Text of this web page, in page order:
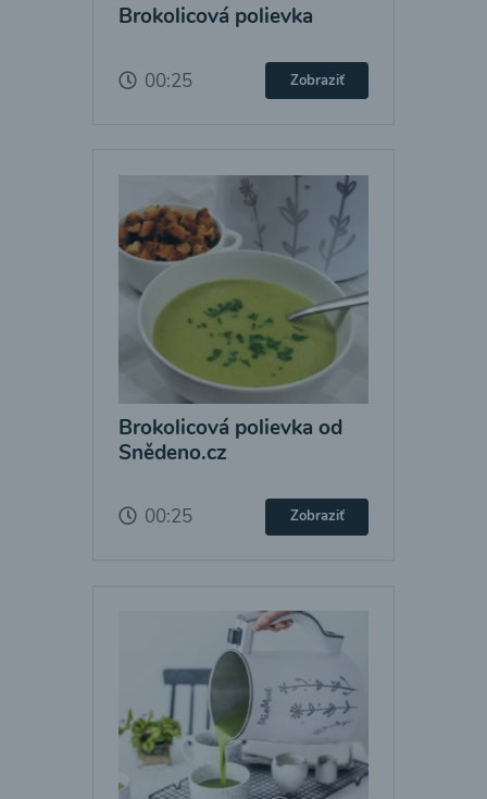
Brokolicová polievka
00:25 Zobraziť
Brokolicová polievka od
Snědeno.cz
00:25 Zobraziť